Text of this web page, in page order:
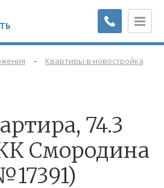
- Квартиры в новостройках
74.3
Смородина